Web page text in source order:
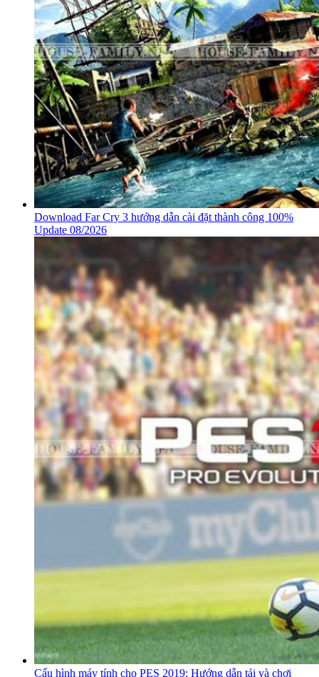
Download Far Cry 3 hướng dẫn cài đặt thành công 100%
Update 08/2026
Cấu hình máy tính cho PES 2019: Hướng dẫn tải và chơi